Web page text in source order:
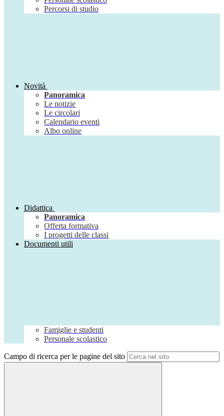
Percorsi di studio
Novità
Panoramica
Le notizie
Le circolari
Calendario eventi
Albo online
Didattica
Panoramica
Offerta formativa
I progetti delle classi
Documenti utili
Famiglie e studenti
Personale scolastico
Campo di ricerca per le pagine del sito